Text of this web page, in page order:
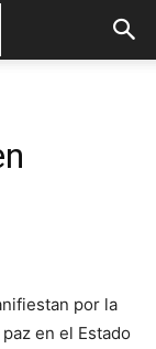
por la
en el Estado